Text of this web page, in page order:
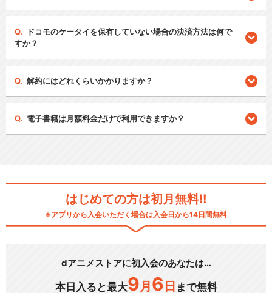
ドコモのケータイを保有していない場合の決済方法は何で
すか？
解約にはどれくらいかかりますか？
電子書籍は月額料金だけで利用できますか？
はじめての方は初月無料!!
※アプリから入会いただく場合は入会日から14日間無料
dアニメストアに初入会のあなたは…
本日入ると最大9 月 6 日 まで無料